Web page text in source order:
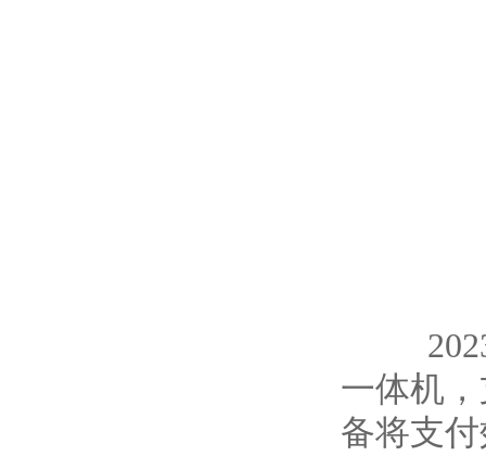
2023
一体机
备将支